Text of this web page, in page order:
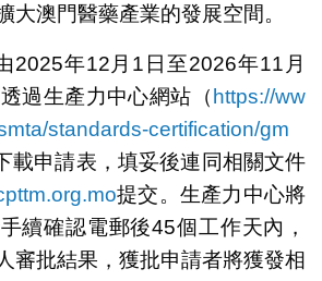
大澳門醫藥產業的發展空間。
2025年12月1日至2026年11月
過生產力中心網站（https://ww
standards-certification/gm
載申請表，填妥後連同相關文件
提交。生產力中心將
續確認電郵後45個工作天內，
審批結果，獲批申請者將獲發相